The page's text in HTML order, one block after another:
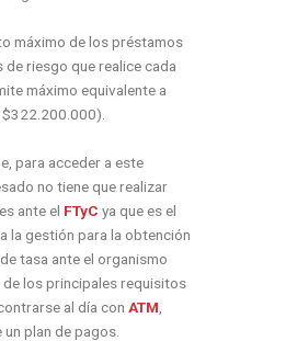
máximo de los préstamos
de riesgo que realice cada
máximo equivalente a
para acceder a este
no tiene que realizar
ante el FTyC ya que es el
la gestión para la obtención
tasa ante el organismo
los principales requisitos
al día con ATM
plan de pagos.